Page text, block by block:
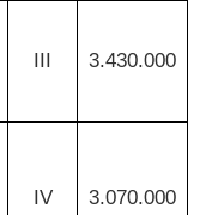
3.430.000
IV 3.070.000